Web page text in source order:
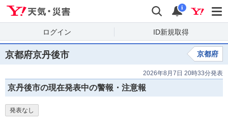
検索 通知
i
ログイン ID新規取得
京都府京丹後市 京都府
2026年8月7日 20時33分発表
京丹後市の現在発表中の警報・注意報
発表なし